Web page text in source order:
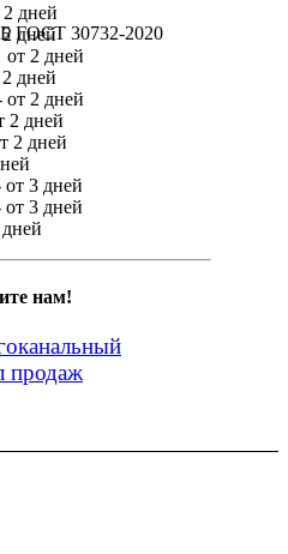
ГОСТ 30732-2020
2 дней
дней
2 дней
дней
от 2 дней
2 дней
2 дней
от 3 дней
от 3 дней
нам!
продаж